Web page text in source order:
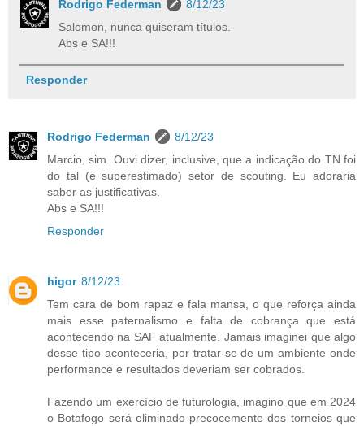
Rodrigo Federman
8/12/23
Salomon, nunca quiseram títulos.
Abs e SA!!!
Responder
Rodrigo Federman
8/12/23
Marcio, sim. Ouvi dizer, inclusive, que a indicação do TN foi
do tal (e superestimado) setor de scouting. Eu adoraria
saber as justificativas.
Abs e SA!!!
Responder
higor 8/12/23
Tem cara de bom rapaz e fala mansa, o que reforça ainda
mais esse paternalismo e falta de cobrança que está
acontecendo na SAF atualmente. Jamais imaginei que algo
desse tipo aconteceria, por tratar-se de um ambiente onde
performance e resultados deveriam ser cobrados.
Fazendo um exercício de futurologia, imagino que em 2024
o Botafogo será eliminado precocemente dos torneios que